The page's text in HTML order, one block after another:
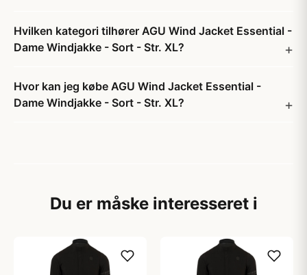
Hvilken kategori tilhører AGU Wind Jacket Essential -
Dame Windjakke - Sort - Str. XL?
Hvor kan jeg købe AGU Wind Jacket Essential -
Dame Windjakke - Sort - Str. XL?
Du er måske interesseret i